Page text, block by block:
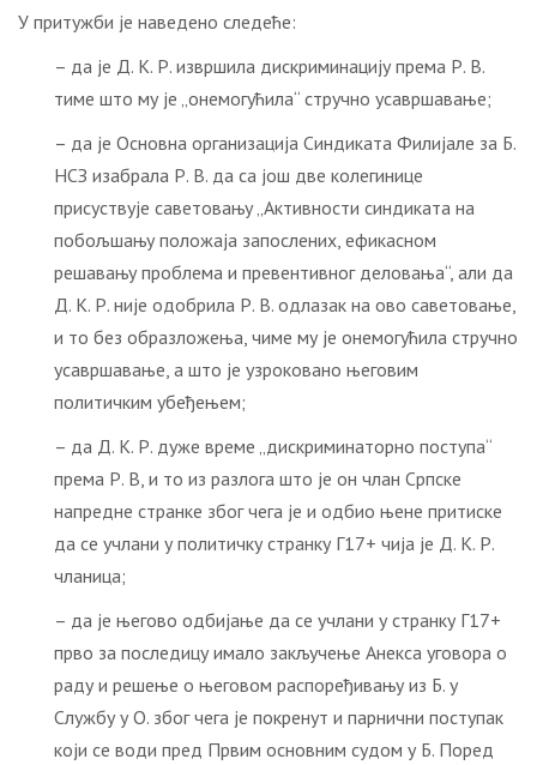
У притужби је наведено следеће:
– да је Д. К. Р. извршила дискриминацију према Р. В.
тиме што му је „онемогућила“ стручно усавршавање;
– да је Основна организација Синдиката Филијале за Б.
НСЗ изабрала Р. В. да са још две колегинице
присуствује саветовању „Активности синдиката на
побољшању положаја запослених, ефикасном
решавању проблема и превентивног деловања“, али да
Д. К. Р. није одобрила Р. В. одлазак на ово саветовање,
и то без образложења, чиме му је онемогућила стручно
усавршавање, а што је узроковано његовим
политичким убеђењем;
– да Д. К. Р. дуже време „дискриминаторно поступа“
према Р. В, и то из разлога што је он члан Српске
напредне странке због чега је и одбио њене притиске
да се учлани у политичку странку Г17+ чија је Д. К. Р.
чланица;
– да је његово одбијање да се учлани у странку Г17+
прво за последицу имало закључење Анекса уговора о
раду и решење о његовом распоређивању из Б. у
Службу у О. због чега је покренут и парнични поступак
који се води пред Првим основним судом у Б. Поред